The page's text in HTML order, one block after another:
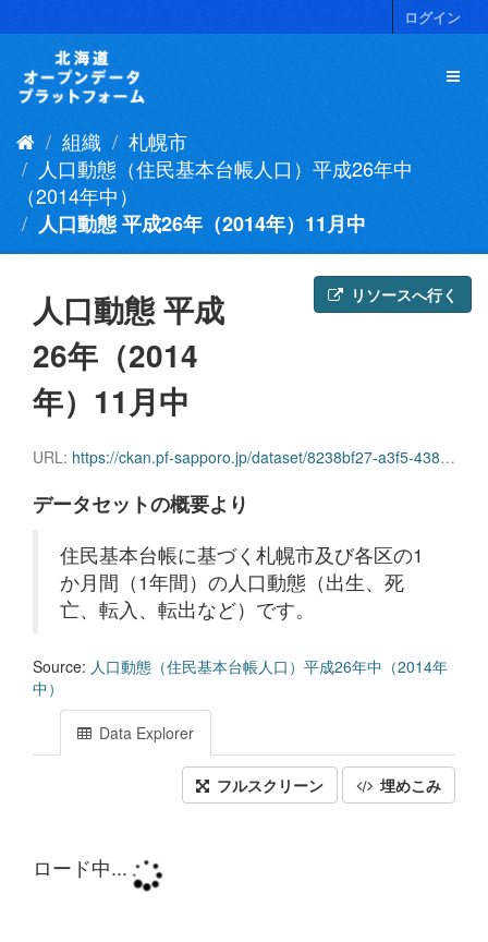
キ
ログイン
組織
札幌市
人口動態（住民基本台帳人口）平成26年中
（2014年中）
人口動態 平成26年（2014年）11月中
リソースへ行く
人口動態 平成
26年（2014
年）11月中
URL: https://ckan.pf-sapporo.jp/dataset/8238bf27-a3f5-4386-b57c-8faa5e2c710a/resource/b7a38987-7ba4-455c-b572-41dd542b5b88/download/dotai201411.csv
データセットの概要より
住民基本台帳に基づく札幌市及び各区の1
か月間（1年間）の人口動態（出生、死
亡、転入、転出など）です。
Source: 人口動態（住民基本台帳人口）平成26年中（2014年
中）
Data Explorer
フルスクリーン 埋めこみ